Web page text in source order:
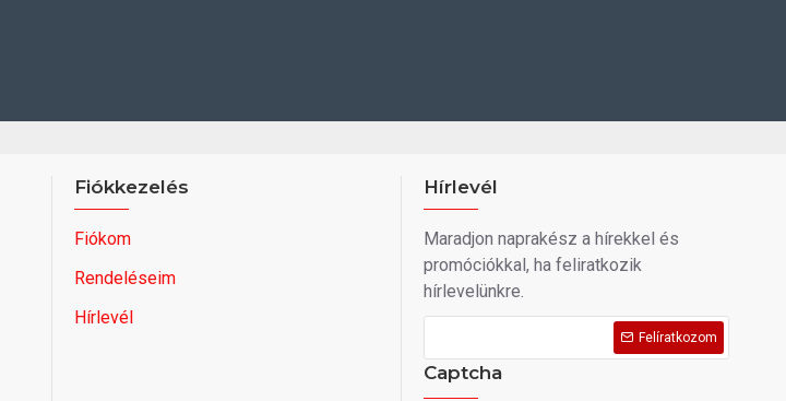
Fiókkezelés
Fiókom
Rendeléseim
Hírlevél
Hírlevél
Maradjon naprakész a hírekkel és
promóciókkal, ha feliratkozik
hírlevelünkre.
Felíratkozom
Captcha